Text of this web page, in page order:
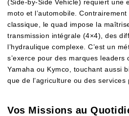
(Side-by-Side Vehicle) requiert une
moto et l’automobile.
classique, le quad impose la
transmission intégrale (4×4), des
l’hydraulique complexe. C’est un
s’exerce pour des marques leaders
Yamaha ou Kymco, touchant aussi
que de l’agriculture ou des services
Vos Missions au